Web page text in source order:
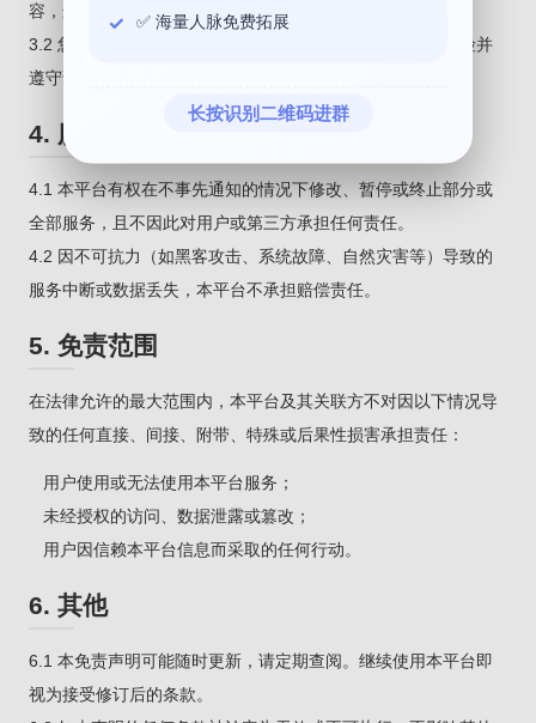
容，这些内容不代表本平台立场，其责任由提供者自行承担。
3.2 您通过本平台访问第三方网站或服务时，应自行判断风险并
遵守该第三方的条款与政策。
4. 服务变更与中断
4.1 本平台有权在不事先通知的情况下修改、暂停或终止部分或
全部服务，且不因此对用户或第三方承担任何责任。
4.2 因不可抗力（如黑客攻击、系统故障、自然灾害等）导致的
服务中断或数据丢失，本平台不承担赔偿责任。
5. 免责范围
在法律允许的最大范围内，本平台及其关联方不对因以下情况导
致的任何直接、间接、附带、特殊或后果性损害承担责任：
用户使用或无法使用本平台服务；
未经授权的访问、数据泄露或篡改；
用户因信赖本平台信息而采取的任何行动。
6. 其他
6.1 本免责声明可能随时更新，请定期查阅。继续使用本平台即
视为接受修订后的条款。
✅ 海量人脉免费拓展
长按识别二维码进群